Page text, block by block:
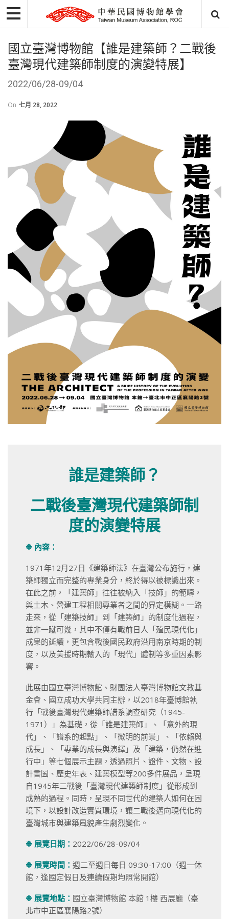
國立臺灣博物館【誰是建築師？二戰後
臺灣現代建築師制度的演變特展】
2022/06/28-09/04
On 七月 28, 2022
誰是建築師？
二戰後臺灣現代建築師制
度的演變特展
❉ 內容：
1971年12月27日《建築師法》在臺灣公布施行，建
築師獨立而完整的專業身分，終於得以被標識出來。
在此之前，「建築師」往往被納入「技師」的範疇，
與土木、營建工程相關專業者之間的界定模糊。一路
走來，從「建築技師」到「建築師」的制度化過程，
並非一蹴可幾，其中不僅有戰前日人「殖民現代化」
成果的延續，更包含戰後國民政府沿用南京時期的制
度，以及美援時期輸入的「現代」體制等多重因素影
響。
此展由國立臺灣博物館、財團法人臺灣博物館文教基
金會、國立成功大學共同主辦，以2018年臺博館執
行「戰後臺灣現代建築師譜系調查研究（1945-
1971）」為基礎，從「誰是建築師」、「意外的現
代」、「譜系的起點」、「微明的前景」、「依賴與
成長」、「專業的成長與演繹」及「建築，仍然在進
行中」等七個展示主題，透過照片、證件、文物、設
計書圖、歷史年表、建築模型等200多件展品，呈現
自1945年二戰後「臺灣現代建築師制度」從形成到
成熟的過程。同時，呈現不同世代的建築人如何在困
境下，以設計改造實質環境，讓二戰後邁向現代化的
臺灣城市與建築風貌產生劇烈變化。
❉ 展覽日期： 2022/06/28-09/04
❉ 展覽時間： 週二至週日每日 09:30-17:00（週一休
館，逢國定假日及連續假期均照常開館）
❉ 展覽地點： 國立臺灣博物館 本館 1樓 西展廳（臺
北市中正區襄陽路2號）